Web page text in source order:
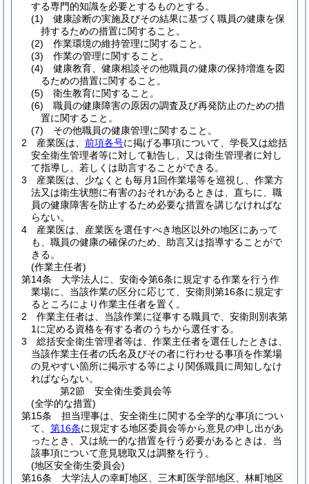
する専門的知識を必要とするものとする。
(1)
健康診断の実施及びその結果に基づく職員の健康を保
持するための措置に関すること。
(2)
作業環境の維持管理に関すること。
(3)
作業の管理に関すること。
(4)
健康教育、健康相談その他職員の健康の保持増進を図
るための措置に関すること。
(5)
衛生教育に関すること。
(6)
職員の健康障害の原因の調査及び再発防止のための措
置に関すること。
(7)
その他職員の健康管理に関すること。
2
産業医は、 前項各号に掲げる事項について、学長又は総括
安全衛生管理者等に対して勧告し、又は衛生管理者に対し
て指導し、若しくは助言することができる。
3
産業医は、少なくとも毎月1回作業場等を巡視し、作業方
法又は衛生状態に有害のおそれがあるときは、直ちに、職
員の健康障害を防止するため必要な措置を講じなければな
らない。
4
産業医は、産業医を選任すべき地区以外の地区にあって
も、職員の健康の確保のため、助言又は指導することがで
きる。
(作業主任者)
第14条
大学法人に、安衛令第6条に規定する作業を行う作
業場に、当該作業の区分に応じて、安衛則第16条に規定す
るところにより作業主任者を置く。
2
作業主任者は、当該作業に従事する職員で、安衛則別表第
1に定める資格を有する者のうちから選任する。
3
総括安全衛生管理者等は、作業主任者を選任したときは、
当該作業主任者の氏名及びその者に行わせる事項を作業場
の見やすい箇所に掲示する等により関係職員に周知しなけ
ればならない。
第2節
安全衛生委員会等
(全学的な措置)
第15条
担当理事は、安全衛生に関する全学的な事項につい
て、 第16条に規定する地区委員会等から意見の申し出があ
ったとき、又は統一的な措置を行う必要があるときは、当
該事項について意見聴取又は調整を行う。
(地区安全衛生委員会)
第16条
大学法人の幸町地区、三木町医学部地区、林町地区